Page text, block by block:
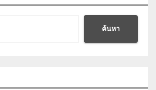
ค้นหา